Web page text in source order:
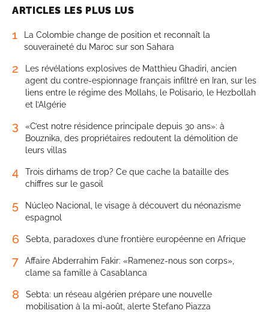
ARTICLES LES PLUS LUS
1
La Colombie change de position et reconnaît la
souveraineté du Maroc sur son Sahara
2
Les révélations explosives de Matthieu Ghadiri, ancien
agent du contre-espionnage français infiltré en Iran, sur les
liens entre le régime des Mollahs, le Polisario, le Hezbollah
et l’Algérie
3
«C’est notre résidence principale depuis 30 ans»: à
Bouznika, des propriétaires redoutent la démolition de
leurs villas
4
Trois dirhams de trop? Ce que cache la bataille des
chiffres sur le gasoil
5
Núcleo Nacional, le visage à découvert du néonazisme
espagnol
6 Sebta, paradoxes d’une frontière européenne en Afrique
7
Affaire Abderrahim Fakir: «Ramenez-nous son corps»,
clame sa famille à Casablanca
8
Sebta: un réseau algérien prépare une nouvelle
mobilisation à la mi-août, alerte Stefano Piazza